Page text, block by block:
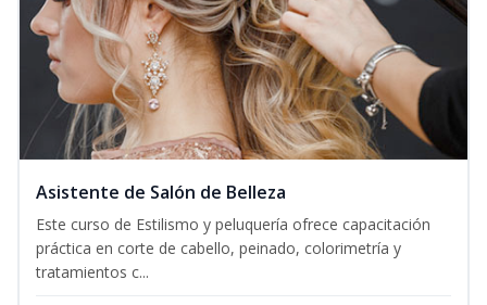
Asistente de Salón de Belleza
Este curso de Estilismo y peluquería ofrece capacitación
práctica en corte de cabello, peinado, colorimetría y
tratamientos c...